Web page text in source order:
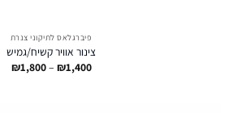
פיברגלאס לתיקוני צנרת
צינור אוויר קשיח/גמיש
₪1,400
–
₪1,800 טווח